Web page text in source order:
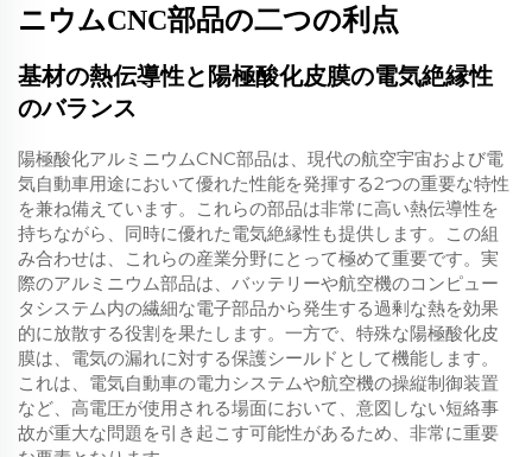
ニウムCNC部品の二つの利点
基材の熱伝導性と陽極酸化皮膜の電気絶縁性
のバランス
陽極酸化アルミニウムCNC部品は、現代の航空宇宙および電
気自動車用途において優れた性能を発揮する2つの重要な特性
を兼ね備えています。これらの部品は非常に高い熱伝導性を
持ちながら、同時に優れた電気絶縁性も提供します。この組
み合わせは、これらの産業分野にとって極めて重要です。実
際のアルミニウム部品は、バッテリーや航空機のコンピュー
タシステム内の繊細な電子部品から発生する過剰な熱を効果
的に放散する役割を果たします。一方で、特殊な陽極酸化皮
膜は、電気の漏れに対する保護シールドとして機能します。
これは、電気自動車の電力システムや航空機の操縦制御装置
など、高電圧が使用される場面において、意図しない短絡事
故が重大な問題を引き起こす可能性があるため、非常に重要